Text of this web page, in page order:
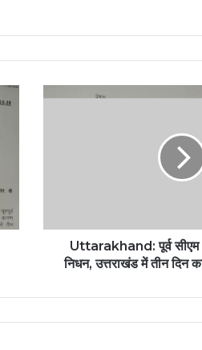
Uttarakhand:
उत्तराखंड
का
Uttarakhand: पूर्व सीएम
निधन, उत्तराखंड में तीन दिन